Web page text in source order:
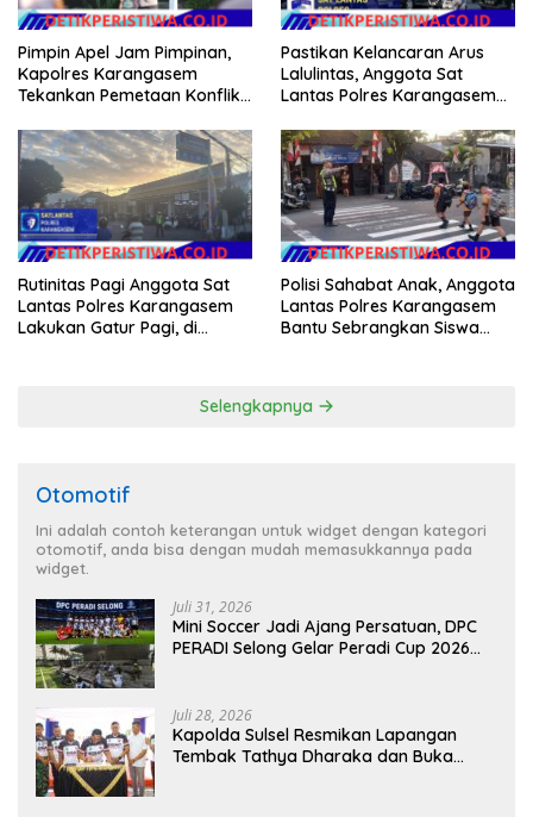
Pimpin Apel Jam Pimpinan,
Kapolres Karangasem
Tekankan Pemetaan Konflik
Gerak Jalan
Pastikan Kelancaran Arus
Lalulintas, Anggota Sat
Lantas Polres Karangasem
Amlapura
Rutinitas Pagi Anggota Sat
Lantas Polres Karangasem
Lakukan Gatur Pagi, di
Polisi Sahabat Anak, Anggota
Lantas Polres Karangasem
Bantu Sebrangkan Siswa
Selengkapnya
Otomotif
Ini adalah contoh keterangan untuk widget dengan kategori
otomotif, anda bisa dengan mudah memasukkannya pada
widget.
Juli 31, 2026
Mini Soccer Jadi Ajang Persatuan, DPC
PERADI Selong Gelar Peradi Cup 2026
Juli 28, 2026
Kapolda Sulsel Resmikan Lapangan
Tembak Tathya Dharaka dan Buka